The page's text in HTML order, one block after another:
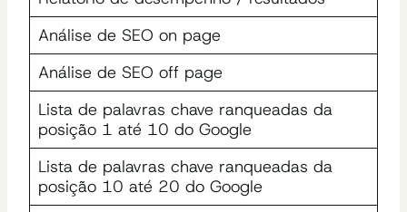
Análise de SEO on page
Análise de SEO off page
Lista de palavras chave ranqueadas da
posição 1 até 10 do Google
Lista de palavras chave ranqueadas da
posição 10 até 20 do Google